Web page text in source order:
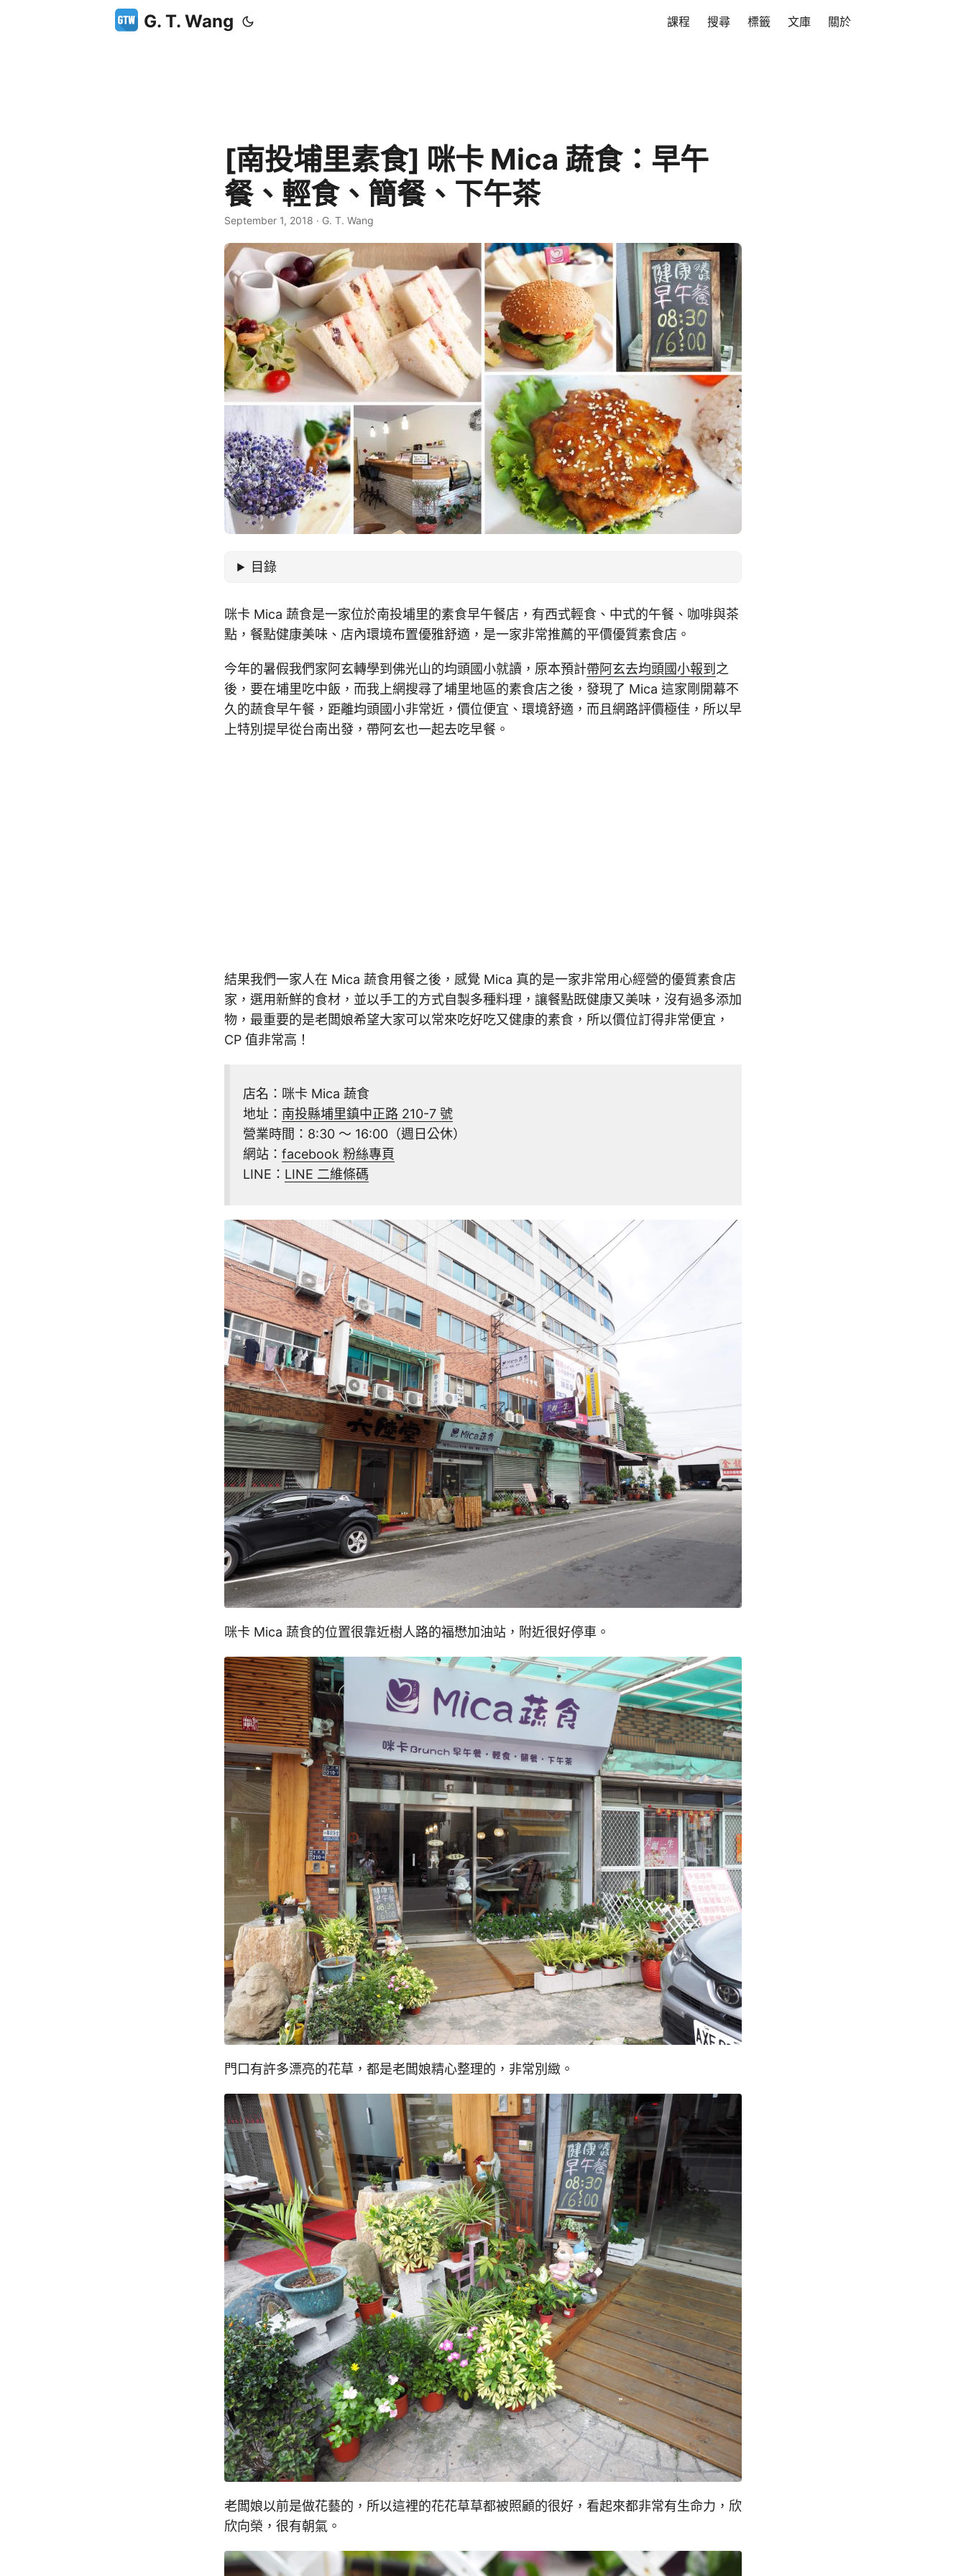
G. T. Wang 課程 搜尋 標籤 文庫 關於
[南投埔里素食] 咪卡 Mica 蔬食：早午
餐、輕食、簡餐、下午茶
September 1, 2018 · G. T. Wang
目錄
咪卡 Mica 蔬食是一家位於南投埔里的素食早午餐店，有西式輕食、中式的午餐、咖啡與茶
點，餐點健康美味、店內環境布置優雅舒適，是一家非常推薦的平價優質素食店。
今年的暑假我們家阿玄轉學到佛光山的均頭國小就讀，原本預計帶阿玄去均頭國小報到 之
後，要在埔里吃中飯，而我上網搜尋了埔里地區的素食店之後，發現了 Mica 這家剛開幕不
久的蔬食早午餐，距離均頭國小非常近，價位便宜、環境舒適，而且網路評價極佳，所以早
上特別提早從台南出發，帶阿玄也一起去吃早餐。
結果我們一家人在 Mica 蔬食用餐之後，感覺 Mica 真的是一家非常用心經營的優質素食店
家，選用新鮮的食材，並以手工的方式自製多種料理，讓餐點既健康又美味，沒有過多添加
物，最重要的是老闆娘希望大家可以常來吃好吃又健康的素食，所以價位訂得非常便宜，
CP 值非常高！
店名：咪卡 Mica 蔬食
地址： 南投縣埔里鎮中正路 210-7 號
營業時間：8:30 ～ 16:00（週日公休）
網站： facebook 粉絲專頁
LINE： LINE 二維條碼
咪卡 Mica 蔬食的位置很靠近樹人路的福懋加油站，附近很好停車。
門口有許多漂亮的花草，都是老闆娘精心整理的，非常別緻。
老闆娘以前是做花藝的，所以這裡的花花草草都被照顧的很好，看起來都非常有生命力，欣
欣向榮，很有朝氣。